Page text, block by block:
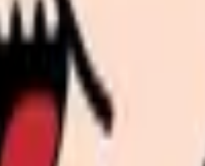
進む 給料コンパスで比較する
確かめられます。